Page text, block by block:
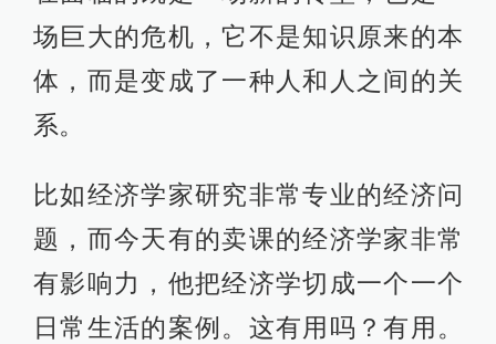
场巨大的危机，它不是知识原来的本
体，而是变成了一种人和人之间的关
系。
比如经济学家研究非常专业的经济问
题，而今天有的卖课的经济学家非常
有影响力，他把经济学切成一个一个
日常生活的案例。这有用吗？有用。